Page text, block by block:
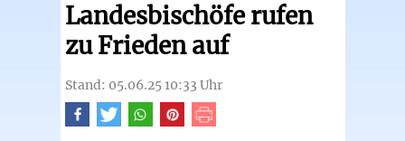
Landesbischöfe rufen
zu Frieden auf
Stand: 05.06.25 10:33 Uhr